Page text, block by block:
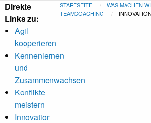
Direkte
Links zu:
Agil
kooperieren
Kennenlernen
und
Zusammenwachsen
Konflikte
meistern
Innovation
STARTSEITE
WAS MACHEN
TEAMCOACHING
CURRENT: